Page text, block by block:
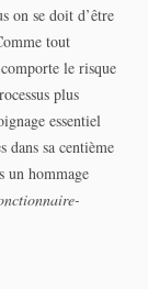
on se doit d’être
tout
le risque
plus
essentiel
dans sa centième
un hommage